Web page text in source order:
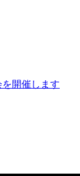
開催します